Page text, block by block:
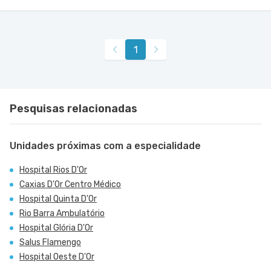
1
Pesquisas relacionadas
Unidades próximas com a especialidade
Hospital Rios D'Or
Caxias D'Or Centro Médico
Hospital Quinta D'Or
Rio Barra Ambulatório
Hospital Glória D'Or
Salus Flamengo
Hospital Oeste D'Or